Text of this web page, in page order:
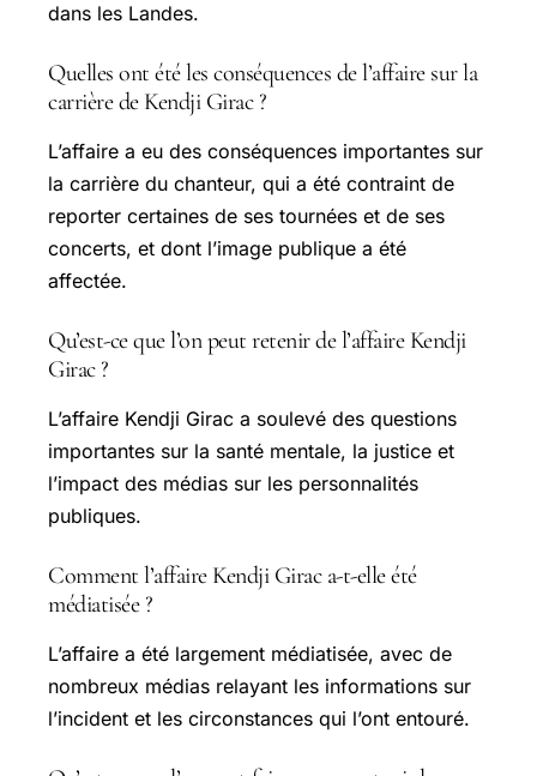
dans les Landes.
Quelles ont été les conséquences de l’affaire sur la
carrière de Kendji Girac ?
L’affaire a eu des conséquences importantes sur
la carrière du chanteur, qui a été contraint de
reporter certaines de ses tournées et de ses
concerts, et dont l’image publique a été
affectée.
Qu’est-ce que l’on peut retenir de l’affaire Kendji
Girac ?
L’affaire Kendji Girac a soulevé des questions
importantes sur la santé mentale, la justice et
l’impact des médias sur les personnalités
publiques.
Comment l’affaire Kendji Girac a-t-elle été
médiatisée ?
L’affaire a été largement médiatisée, avec de
nombreux médias relayant les informations sur
l’incident et les circonstances qui l’ont entouré.